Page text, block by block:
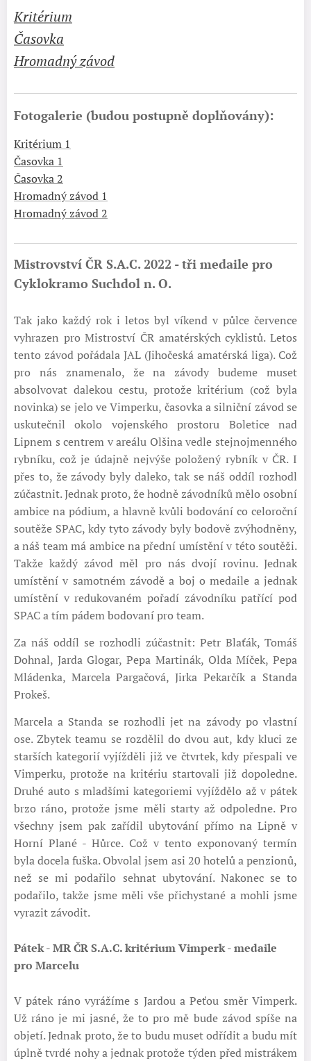
Kritérium
Časovka
Hromadný závod
Fotogalerie (budou postupně doplňovány):
Kritérium 1
Časovka 1
Časovka 2
Hromadný závod 1
Hromadný závod 2
Mistrovství ČR S.A.C. 2022 - tři medaile pro
Cyklokramo Suchdol n. O.
Tak jako každý rok i letos byl víkend v půlce července
vyhrazen pro Mistroství ČR amatérských cyklistů. Letos
tento závod pořádala JAL (Jihočeská amatérská liga). Což
pro nás znamenalo, že na závody budeme muset
absolvovat dalekou cestu, protože kritérium (což byla
novinka) se jelo ve Vimperku, časovka a silniční závod se
uskutečnil okolo vojenského prostoru Boletice nad
Lipnem s centrem v areálu Olšina vedle stejnojmenného
rybníku, což je údajně nejvýše položený rybník v ČR. I
přes to, že závody byly daleko, tak se náš oddíl rozhodl
zúčastnit. Jednak proto, že hodně závodníků mělo osobní
ambice na pódium, a hlavně kvůli bodování co celoroční
soutěže SPAC, kdy tyto závody byly bodově zvýhodněny,
a náš team má ambice na přední umístění v této soutěži.
Takže každý závod měl pro nás dvojí rovinu. Jednak
umístění v samotném závodě a boj o medaile a jednak
umístění v redukovaném pořadí závodníku patřící pod
SPAC a tím pádem bodovaní pro team.
Za náš oddíl se rozhodli zúčastnit: Petr Blaťák, Tomáš
Dohnal, Jarda Glogar, Pepa Martinák, Olda Míček, Pepa
Mládenka, Marcela Pargačová, Jirka Pekarčík a Standa
Prokeš.
Marcela a Standa se rozhodli jet na závody po vlastní
ose. Zbytek teamu se rozdělil do dvou aut, kdy kluci ze
starších kategorií vyjížděli již ve čtvrtek, kdy přespali ve
Vimperku, protože na kritériu startovali již dopoledne.
Druhé auto s mladšími kategoriemi vyjíždělo až v pátek
brzo ráno, protože jsme měli starty až odpoledne. Pro
všechny jsem pak zařídil ubytování přímo na Lipně v
Horní Plané - Hůrce. Což v tento exponovaný termín
byla docela fuška. Obvolal jsem asi 20 hotelů a penzionů,
než se mi podařilo sehnat ubytování. Nakonec se to
podařilo, takže jsme měli vše přichystané a mohli jsme
vyrazit závodit.
Pátek - MR ČR S.A.C. kritérium Vimperk - medaile
pro Marcelu
V pátek ráno vyrážíme s Jardou a Peťou směr Vimperk.
Už ráno je mi jasné, že to pro mě bude závod spíše na
objetí. Jednak proto, že to budu muset odřídit a budu mít
úplně tvrdé nohy a jednak protože týden před mistrákem